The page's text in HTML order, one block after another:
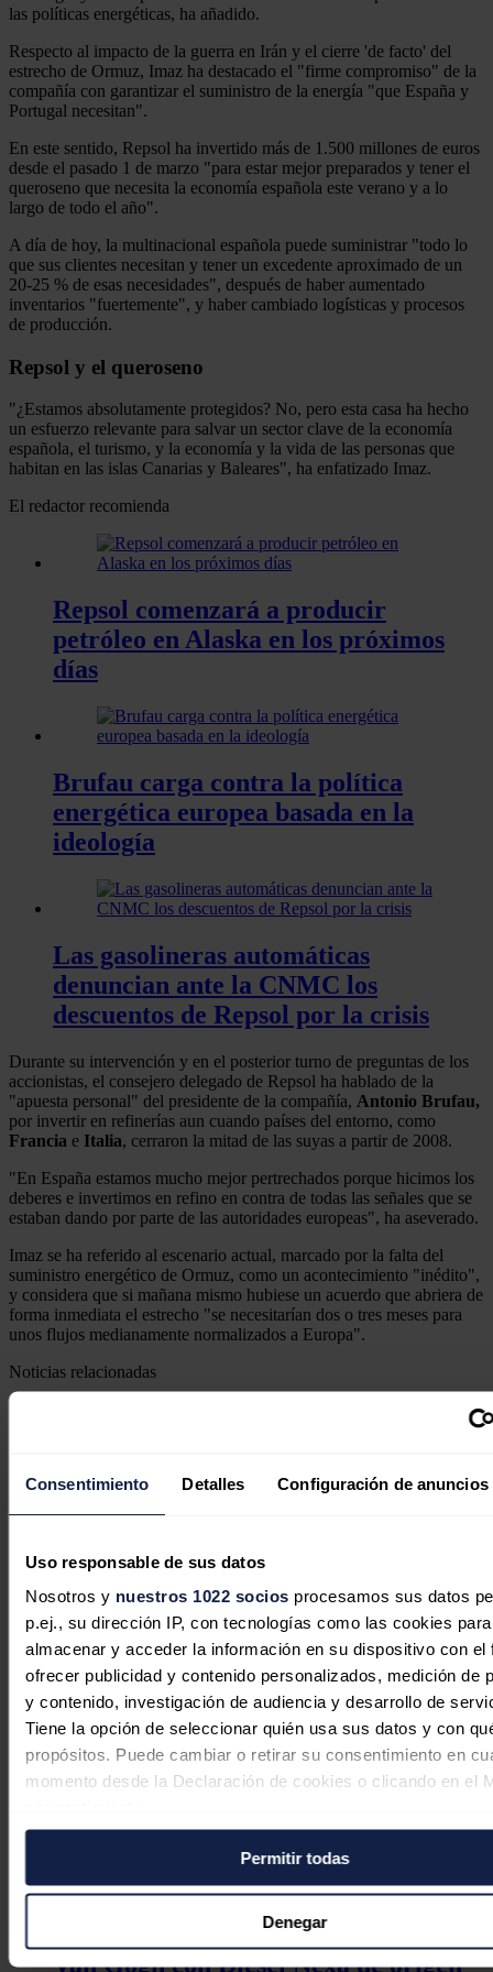
Consentimiento Detalles Configuración de anuncios
Uso responsable de sus datos
Nosotros y nuestros 1022 socios procesamos sus datos
p.ej., su dirección IP, con tecnologías como las cookies para
almacenar y acceder la información en su dispositivo con el
ofrecer publicidad y contenido personalizados, medición de
y contenido, investigación de audiencia y desarrollo de
Tiene la opción de seleccionar quién usa sus datos y con
propósitos. Puede cambiar o retirar su consentimiento en
momento desde la Declaración de cookies o clicando en el
Si lo permite, también quisiéramos:
Recopilar información sobre su ubicación geográfica
puede tener una precisión de varios metros
Identificar su dispositivo analizándolo activamente
Permitir todas
Denegar
las políticas energéticas, ha añadido.
Respecto al impacto de la guerra en Irán y el cierre 'de facto' del
estrecho de Ormuz, Imaz ha destacado el "firme compromiso" de la
compañía con garantizar el suministro de la energía "que España y
Portugal necesitan".
En este sentido, Repsol ha invertido más de 1.500 millones de euros
desde el pasado 1 de marzo "para estar mejor preparados y tener el
queroseno que necesita la economía española este verano y a lo
largo de todo el año".
A día de hoy, la multinacional española puede suministrar "todo lo
que sus clientes necesitan y tener un excedente aproximado de un
20-25 % de esas necesidades", después de haber aumentado
inventarios "fuertemente", y haber cambiado logísticas y procesos
de producción.
Repsol y el queroseno
"¿Estamos absolutamente protegidos? No, pero esta casa ha hecho
un esfuerzo relevante para salvar un sector clave de la economía
española, el turismo, y la economía y la vida de las personas que
habitan en las islas Canarias y Baleares", ha enfatizado Imaz.
El redactor recomienda
Repsol comenzará a producir
petróleo en Alaska en los próximos
días
Brufau carga contra la política
energética europea basada en la
ideología
Las gasolineras automáticas
denuncian ante la CNMC los
descuentos de Repsol por la crisis
Durante su intervención y en el posterior turno de preguntas de los
accionistas, el consejero delegado de Repsol ha hablado de la
"apuesta personal" del presidente de la compañía, Antonio Brufau,
por invertir en refinerías aun cuando países del entorno, como
Francia e Italia, cerraron la mitad de las suyas a partir de 2008.
"En España estamos mucho mejor pertrechados porque hicimos los
deberes e invertimos en refino en contra de todas las señales que se
estaban dando por parte de las autoridades europeas", ha aseverado.
Imaz se ha referido al escenario actual, marcado por la falta del
suministro energético de Ormuz, como un acontecimiento "inédito",
y considera que si mañana mismo hubiese un acuerdo que abriera de
forma inmediata el estrecho "se necesitarían dos o tres meses para
unos flujos medianamente normalizados a Europa".
Noticias relacionadas
Repsol sella alianza con Talos Energy
para impulsar desarrollo del Bloque
29 en aguas de México
Redacción28/07/2026
Moeve y Naturgy duplican descuentos
en los repostajes para sus clientes de
cara al verano
Repsol mueve la gira de La Oreja de
Van Gogh con Diésel Nexa de origen